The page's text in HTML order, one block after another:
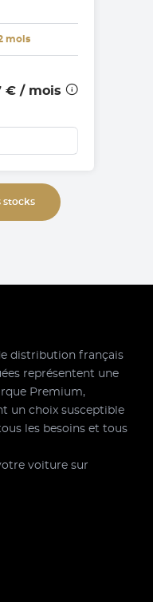
mois
€ / mois
stocks
distribution français
représentent une
Premium,
un choix susceptible
les besoins et tous
voiture sur